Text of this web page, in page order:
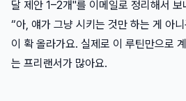
달 제안 1–2개"를 이메일로 정리해서
“아, 얘가 그냥 시키는 것만 하는 게 아
이 확 올라가요. 실제로 이 루틴만으로
는 프리랜서가 많아요.